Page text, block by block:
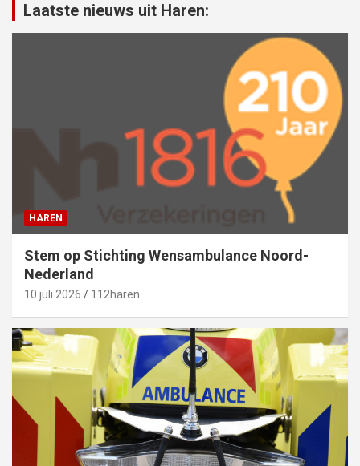
Laatste nieuws uit Haren:
HAREN
Stem op Stichting Wensambulance Noord-
Nederland
10 juli 2026 112haren